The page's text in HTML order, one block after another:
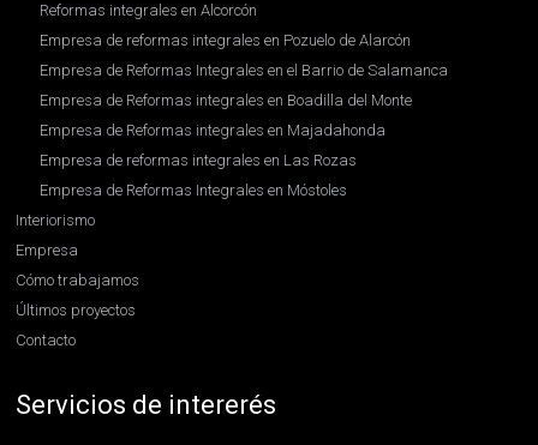
Reformas integrales en Alcorcón
Empresa de reformas integrales en Pozuelo de Alarcón
Empresa de Reformas Integrales en el Barrio de Salamanca
Empresa de Reformas integrales en Boadilla del Monte
Empresa de Reformas integrales en Majadahonda
Empresa de reformas integrales en Las Rozas
Empresa de Reformas Integrales en Móstoles
Interiorismo
Empresa
Cómo trabajamos
Últimos proyectos
Contacto
Servicios de intererés